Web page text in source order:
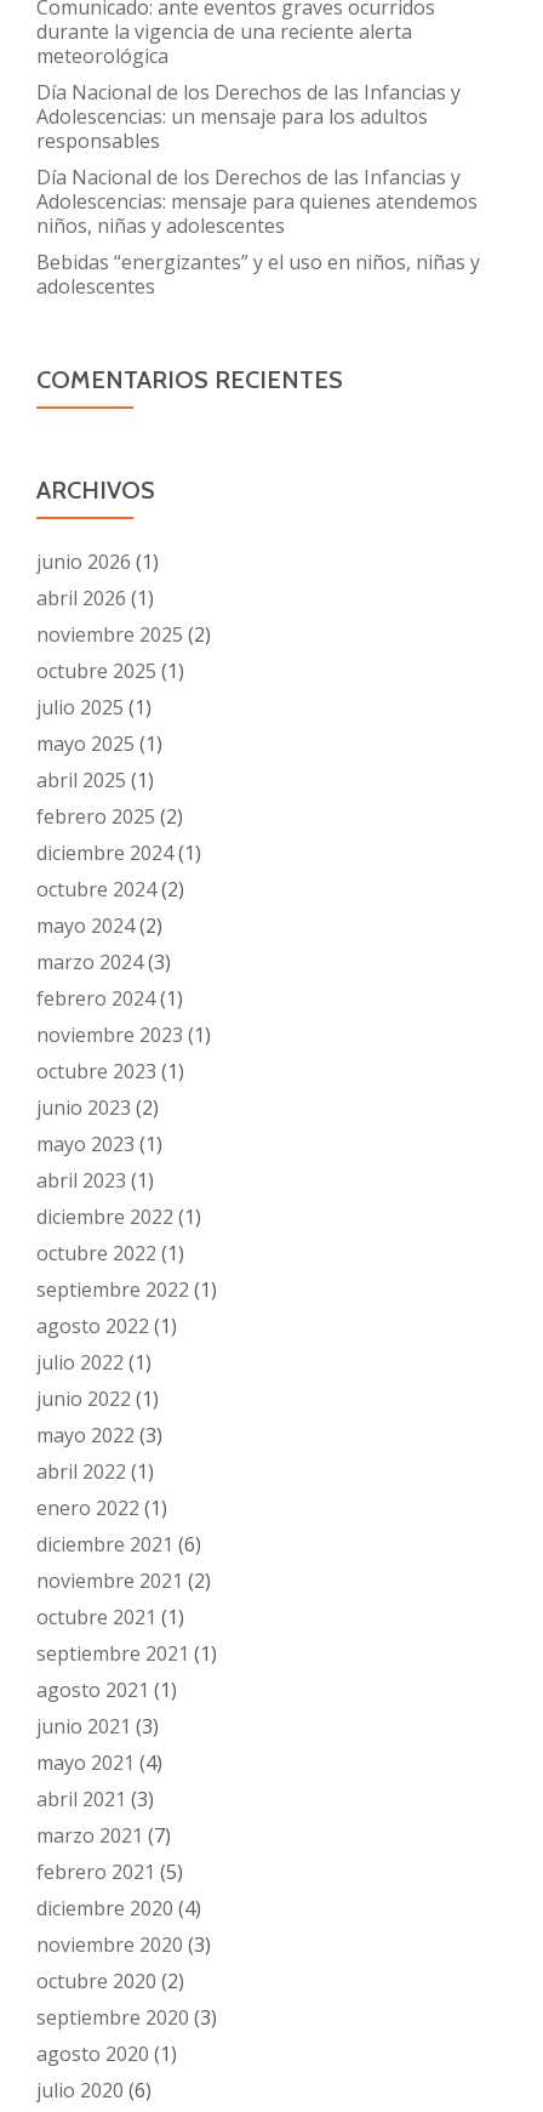
Comunicado: ante eventos graves ocurridos
durante la vigencia de una reciente alerta
meteorológica
Día Nacional de los Derechos de las Infancias y
Adolescencias: un mensaje para los adultos
responsables
Día Nacional de los Derechos de las Infancias y
Adolescencias: mensaje para quienes atendemos
niños, niñas y adolescentes
Bebidas “energizantes” y el uso en niños, niñas y
adolescentes
COMENTARIOS RECIENTES
ARCHIVOS
junio 2026 (1)
abril 2026 (1)
noviembre 2025 (2)
octubre 2025 (1)
julio 2025 (1)
mayo 2025 (1)
abril 2025 (1)
febrero 2025 (2)
diciembre 2024(1)
octubre 2024(2)
mayo 2024(2)
marzo 2024(3)
febrero 2024(1)
noviembre 2023 (1)
octubre 2023 (1)
junio 2023 (2)
mayo 2023 (1)
abril 2023 (1)
diciembre 2022 (1)
octubre 2022 (1)
septiembre 2022 (1)
agosto 2022 (1)
julio 2022 (1)
junio 2022 (1)
mayo 2022 (3)
abril 2022 (1)
enero 2022 (1)
diciembre 2021 (6)
noviembre 2021 (2)
octubre 2021 (1)
septiembre 2021 (1)
agosto 2021 (1)
junio 2021 (3)
mayo 2021 (4)
abril 2021 (3)
marzo 2021 (7)
febrero 2021 (5)
diciembre 2020 (4)
noviembre 2020 (3)
octubre 2020 (2)
septiembre 2020 (3)
agosto 2020 (1)
julio 2020 (6)